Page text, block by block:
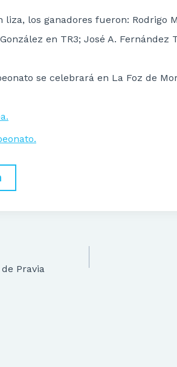
los ganadores fueron: Rodrigo
en TR3; José A. Fernández
se celebrará en La Foz de
a.
eonato.
Pravia